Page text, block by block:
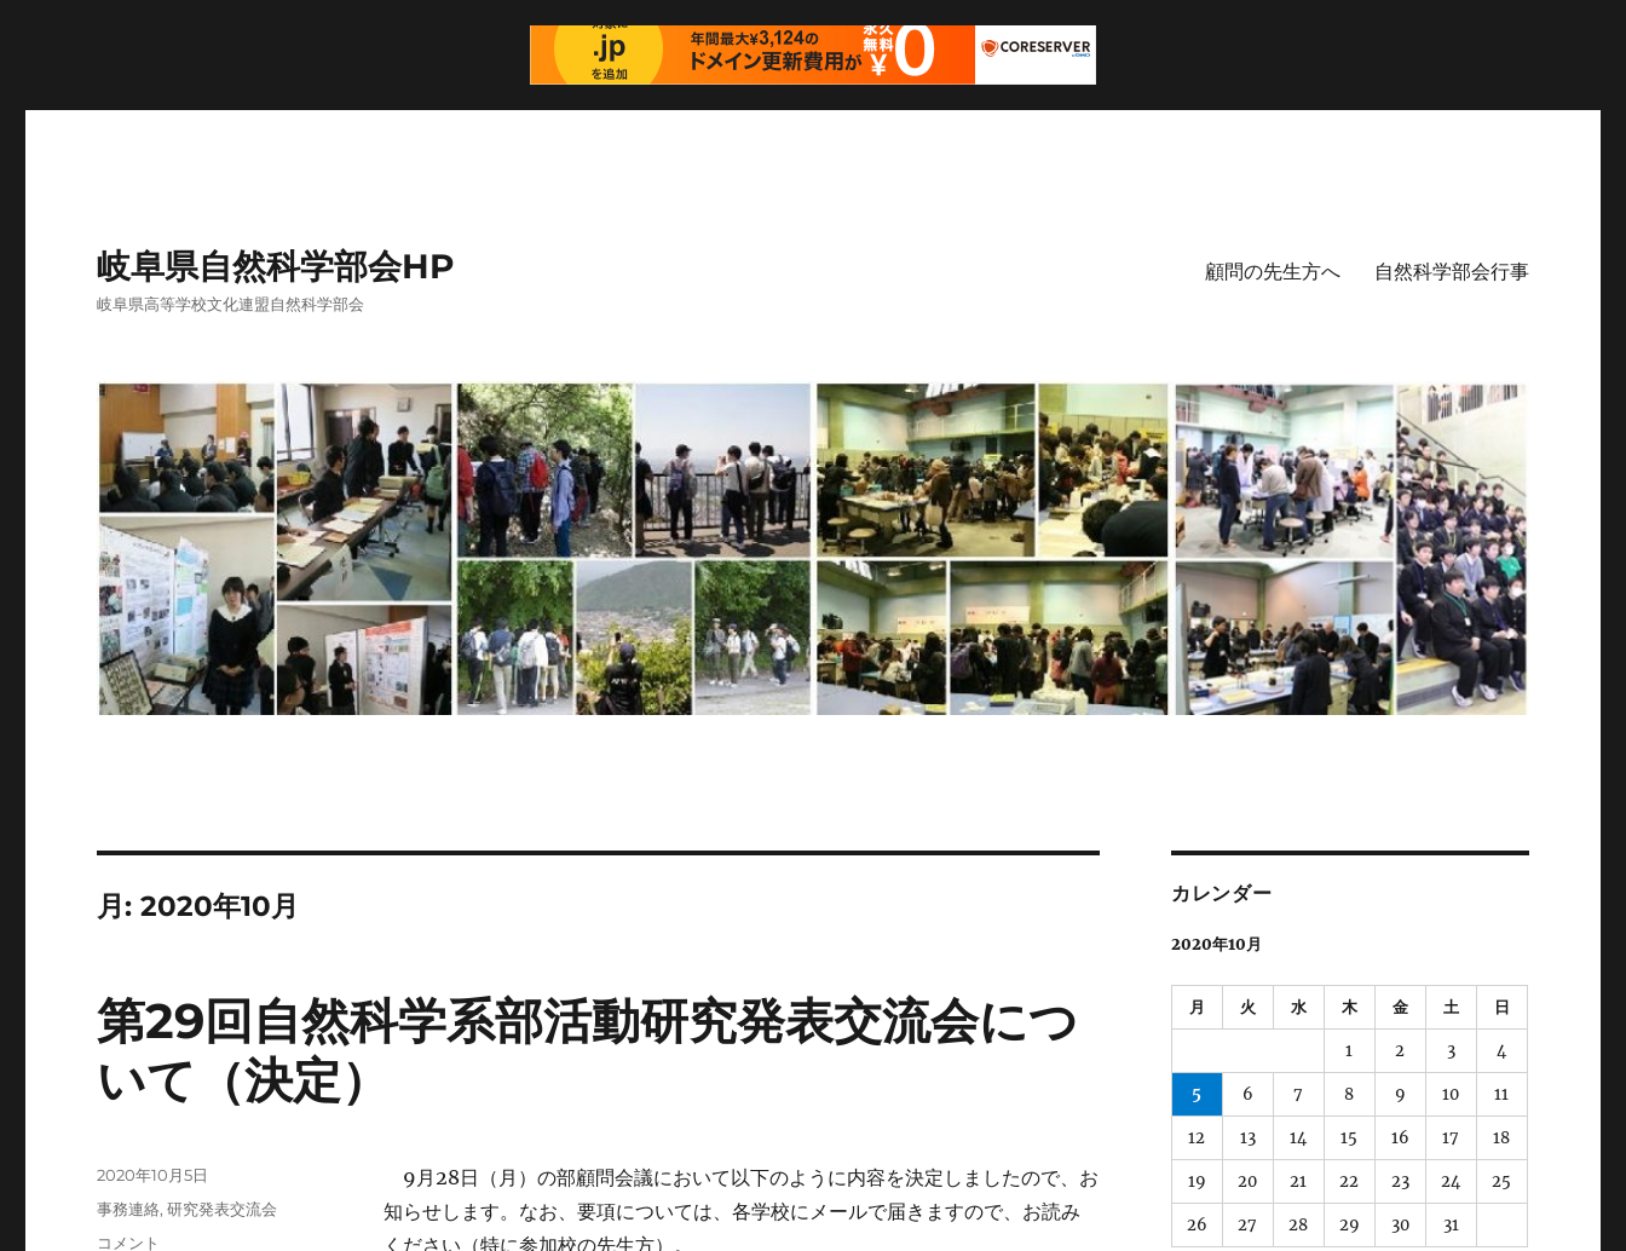
岐阜県自然科学部会HP
岐阜県高等学校文化連盟自然科学部会
顧問の先生方へ 自然科学部会行事
月:2020年10月
第29回自然科学系部活動研究発表交流会につ
いて（決定）
9月28日（月）の部顧問会議において以下のように内容を決定しましたので、お
知らせします。なお、要項については、各学校にメールで届きますので、お読み
ください（特に参加校の先生方）。
投
稿
2020年10月5日
カ
事務連絡,研究発表交流会
第
コメント
カレンダー
2020年10月
月 火 水 木 金 土 日
1 2 3 4
5 6 7 8 9 10 11
12 13 14 15 16 17 18
19 20 21 22 23 24 25
26 27 28 29 30 31